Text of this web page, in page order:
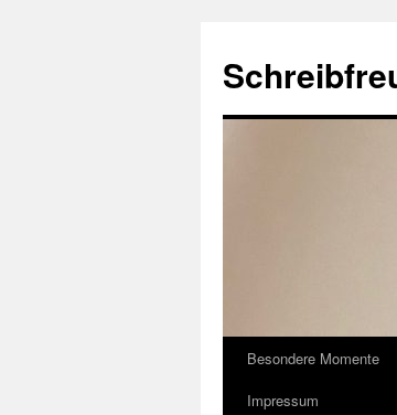
Besondere Momente
Impressum